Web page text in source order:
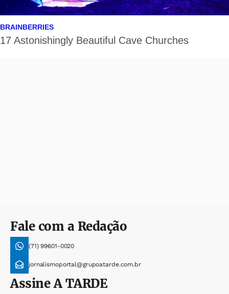
Fale com a Redação
(71) 99601-0020
jornalismoportal@grupoatarde.com.br
AssineA TARDE